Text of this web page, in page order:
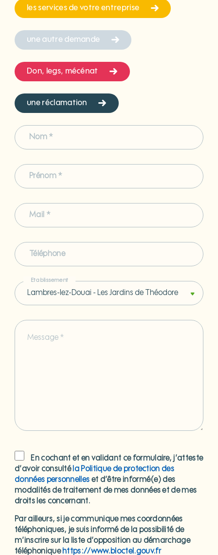
les services de votre entreprise
une autre demande
Don, legs, mécénat
une réclamation
Nom *
Prénom *
Mail *
Téléphone
Etablissement
En cochant et en validant ce formulaire, j’atteste
d’avoir consulté la Politique de protection des
données personnelles et d’être informé(e) des
modalités de traitement de mes données et de mes
droits les concernant.
Par ailleurs, si je communique mes coordonnées
téléphoniques, je suis informé de la possibilité de
m’inscrire sur la liste d’opposition au démarchage
téléphonique https://www.bloctel.gouv.fr